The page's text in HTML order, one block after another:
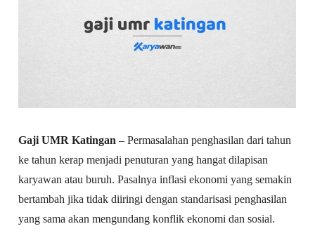
Gaji UMR Katingan – Permasalahan penghasilan dari tahun
ke tahun kerap menjadi penuturan yang hangat dilapisan
karyawan atau buruh. Pasalnya inflasi ekonomi yang semakin
bertambah jika tidak diiringi dengan standarisasi penghasilan
yang sama akan mengundang konflik ekonomi dan sosial.